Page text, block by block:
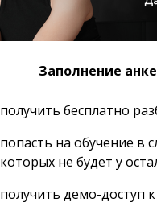
Заполнение
получить бесплатно
попасть на обучение в
которых не будет у
получить демо-доступ